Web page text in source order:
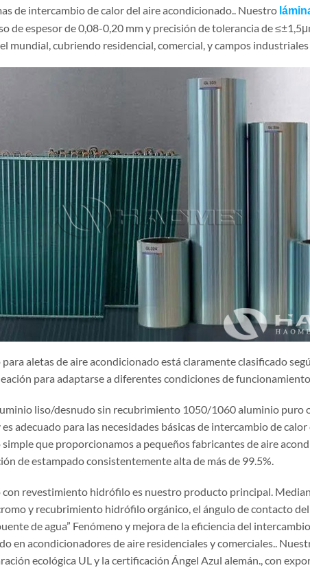
de intercambio de calor del aire acondicionado.. Nuestro
de espesor de 0,08-0,20 mm y precisión de tolerancia de
mundial, cubriendo residencial, comercial, y campos
aletas de aire acondicionado está claramente clasificado
para adaptarse a diferentes condiciones de
liso/desnudo sin recubrimiento 1050/1060 aluminio puro
adecuado para las necesidades básicas de intercambio de
que proporcionamos a pequeños fabricantes de aire
de estampado consistentemente alta de más de 99.5%.
con revestimiento hidrófilo es nuestro producto principal.
y recubrimiento hidrófilo orgánico, el ángulo de contacto
de agua” Fenómeno y mejora de la eficiencia del
en acondicionadores de aire residenciales y comerciales..
ecológica UL y la certificación Ángel Azul alemán., con